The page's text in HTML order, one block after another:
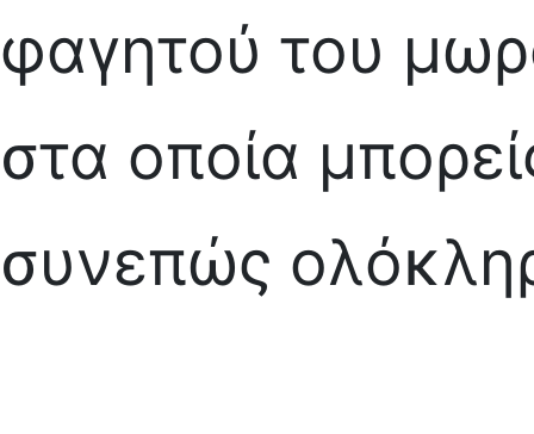
φαγητού του
στα οποία
συνεπώς